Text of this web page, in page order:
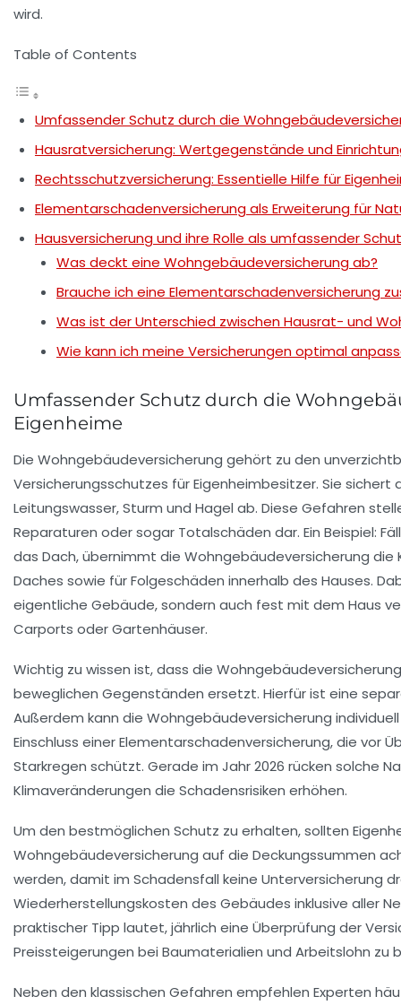
wird.
Table of Contents
Umfassender Schutz durch die
Hausratversicherung: Wertgegenstände und
Rechtsschutzversicherung: Essentielle Hilfe für
Elementarschadenversicherung als Erweiterung für
Hausversicherung und ihre Rolle als umfassender
Was deckt eine Wohngebäudeversicherung ab?
Brauche ich eine Elementarschadenversicherung
Was ist der Unterschied zwischen Hausrat- und
Wie kann ich meine Versicherungen optimal
Umfassender Schutz durch die
Eigenheime
Die Wohngebäudeversicherung gehört zu den
Versicherungsschutzes für Eigenheimbesitzer. Sie
Leitungswasser, Sturm und Hagel ab. Diese Gefahren
Reparaturen oder sogar Totalschäden dar. Ein Beispiel:
das Dach, übernimmt die Wohngebäudeversicherung
Daches sowie für Folgeschäden innerhalb des Hauses.
eigentliche Gebäude, sondern auch fest mit dem Haus
Carports oder Gartenhäuser.
Wichtig zu wissen ist, dass die
beweglichen Gegenständen ersetzt. Hierfür ist eine
Außerdem kann die Wohngebäudeversicherung
Einschluss einer Elementarschadenversicherung, die vor
Starkregen schützt. Gerade im Jahr 2026 rücken solche
Klimaveränderungen die Schadensrisiken erhöhen.
Um den bestmöglichen Schutz zu erhalten, sollten
Wohngebäudeversicherung auf die Deckungssummen
werden, damit im Schadensfall keine Unterversicherung
Wiederherstellungskosten des Gebäudes inklusive aller
praktischer Tipp lautet, jährlich eine Überprüfung der
Preissteigerungen bei Baumaterialien und Arbeitslohn zu
Neben den klassischen Gefahren empfehlen Experten